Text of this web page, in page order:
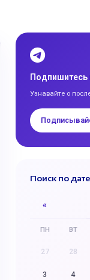
Подпишитесь
Узнавайте о
Поиск по дате
«
ПН ВТ
27 28
3 4